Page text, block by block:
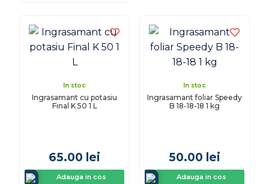
In stoc
Ingrasamant cu potasiu
Final K 50 1 L
65.00 lei
Adauga in cos
In stoc
Ingrasamant foliar Speedy
B 18-18-18 1 kg
50.00 lei
Adauga in cos